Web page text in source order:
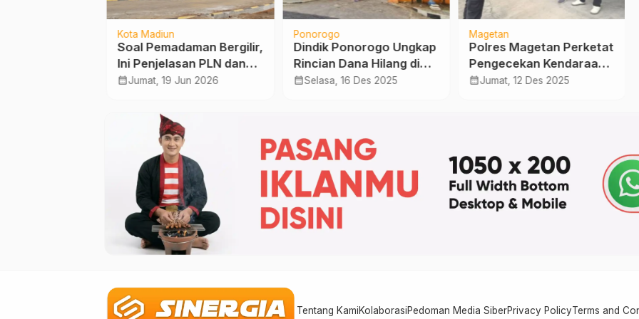
Kota Madiun
Soal Pemadaman Bergilir,
Ini Penjelasan PLN dan
Penyebabnya
calendar_monthJumat, 19 Jun 2026
Ponorogo
Dindik Ponorogo Ungkap
Rincian Dana Hilang di
SMPN 1 Pulung
calendar_monthSelasa, 16 Des 2025
Magetan
Polres Magetan Perketat
Pengecekan Kendaraan
Distribusi MBG, Pastikan
calendar_monthJumat, 12 Des 2025
Tentang KamiKolaborasiPedoman Media SiberPrivacy PolicyTerms and